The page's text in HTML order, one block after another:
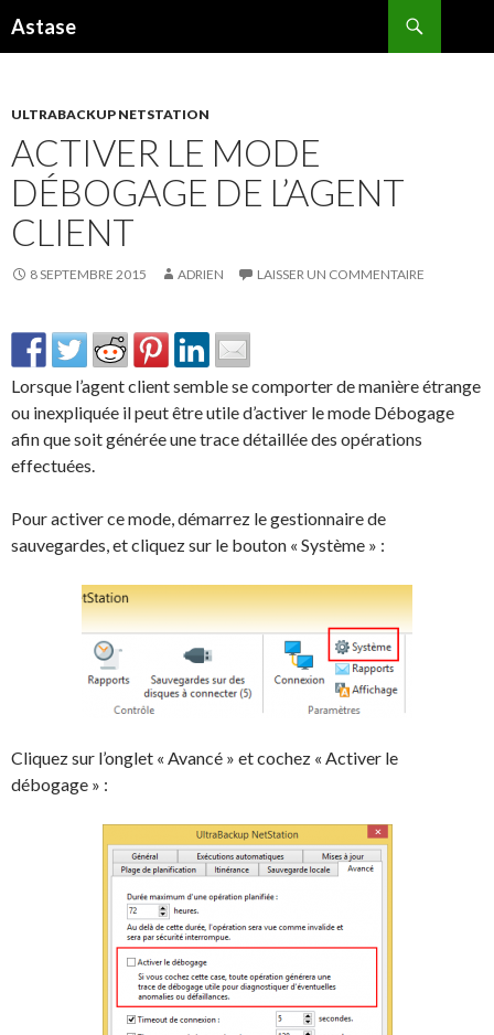
Astase
ULTRABACKUP NETSTATION
ACTIVER LE MODE
DÉBOGAGE DE L’AGENT
CLIENT
8 SEPTEMBRE 2015 ADRIEN LAISSER UN COMMENTAIRE
Lorsque l’agent client semble se comporter de manière étrange
ou inexpliquée il peut être utile d’activer le mode Débogage
afin que soit générée une trace détaillée des opérations
effectuées.
Pour activer ce mode, démarrez le gestionnaire de
sauvegardes, et cliquez sur le bouton « Système » :
Cliquez sur l’onglet « Avancé » et cochez « Activer le
débogage » :